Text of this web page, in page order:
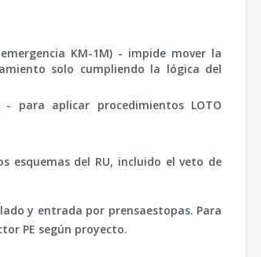
KM-1M) - impide mover la
solo cumpliendo la lógica del
para aplicar procedimientos LOTO
esquemas del RU, incluido el veto de
y entrada por prensaestopas. Para
PE según proyecto.